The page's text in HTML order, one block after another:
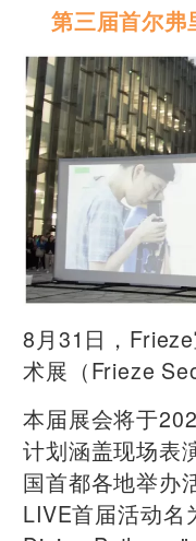
第三届首尔弗
8月31日，
术展（Frieze
本届展会将于
计划涵盖现场表
国首都各地举办
LIVE首届活动名